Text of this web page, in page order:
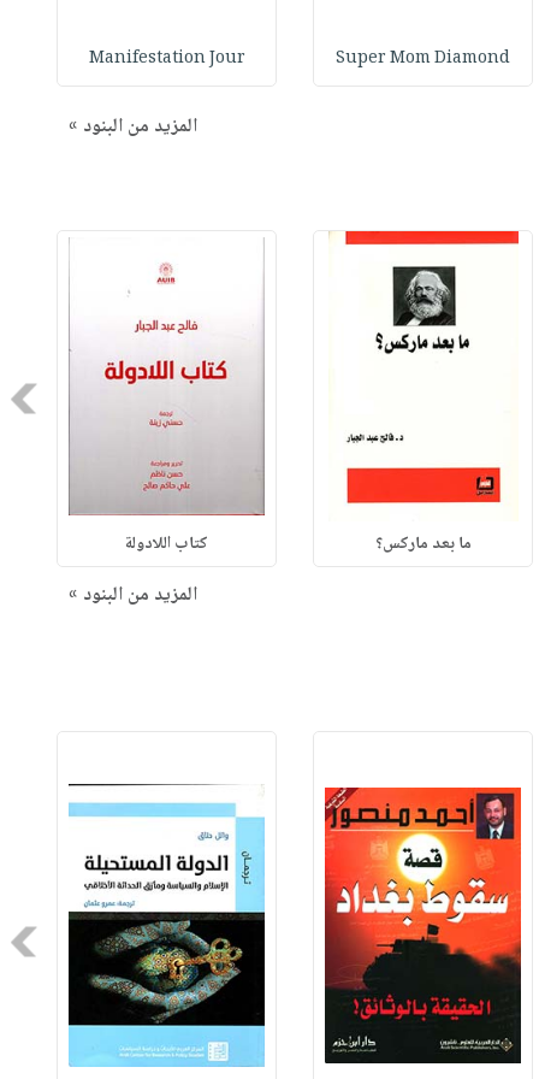
Super Mom Diamond
Manifestation Jour
المزيد من البنود »
ما بعد ماركس؟ كتاب اللادولة
المزيد من البنود »